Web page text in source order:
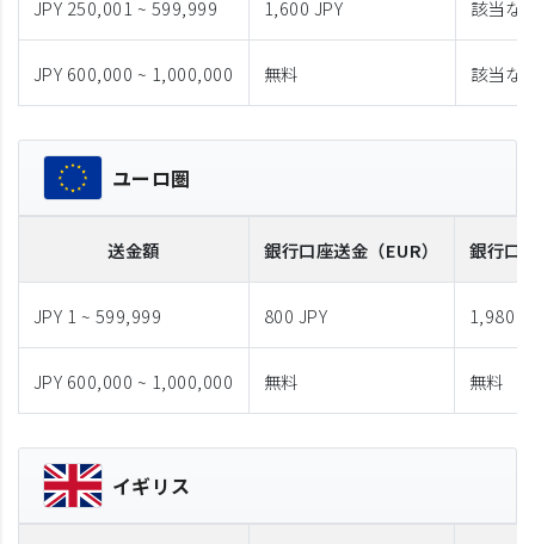
JPY 250,001 ~ 599,999 1,600 JPY 該当な
JPY 600,000 ~ 1,000,000 無料 該当な
ユーロ圏
送金額 銀行口座送金 （EUR） 銀行口
JPY 1 ~ 599,999 800 JPY 1,980
JPY 600,000 ~ 1,000,000 無料 無料
イギリス